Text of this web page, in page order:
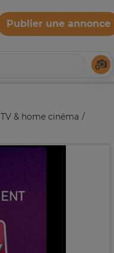
Publier une annonce
TV & home cinéma